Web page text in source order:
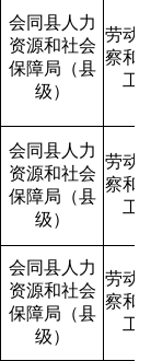
会同县人力
资源和社会
保障局（县
级）
劳动
察和
工
会同县人力
资源和社会
保障局（县
级）
劳动
察和
工
会同县人力
资源和社会
保障局（县
级）
劳动
察和
工